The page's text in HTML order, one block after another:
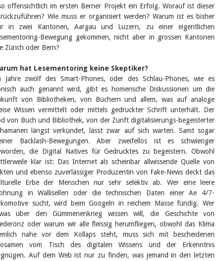
Julie Greub
Birgit Libiszewski
Ursula Strahm
Sibylle Birrer
Javier Lopez
Felicitas Isler
Andrea Grichting
Therese von Weissenfluh
Nicole Rothen
Manuela Nyffeler-Lanker
Alle Autoren
Archiv
Juli 2026
Juni 2026
März 2026
Dezember 2025
November 2025
September 2025
Juli 2025
Juni 2025
März 2025
2024
2023
2022
offensichtlich im ersten Berner Projekt ein Erfolg. Worauf ist dieser
Wie muss er organisiert werden? Warum ist es bisher
in zwei Kantonen, Aargau und Luzern, zu einer eigentlichen
Bewegung gekommen, nicht aber in grossen Kantonen
Zürich oder Bern?
hat Lesementoring keine Skeptiker?
Jahre zwölf des Smart-Phones, oder des Schlau-Phones, wie es
auch genannt wird, gibt es homerische Diskussionen um die
von Bibliotheken, von Büchern und allem, was auf analoge
Wissen vermittelt oder mittels gedruckter Schrift unterhält. Der
von Buch und Bibliothek, von der Zunft digitalisierungs-begeisterter
längst verkündet, lässt zwar auf sich warten. Samt sogar
Backlash-Bewegungen. Aber zweifellos ist es schwieriger
die Digital Natives für Gedrucktes zu begeistern. Obwohl
klar ist: Das Internet als scheinbar allwissende Quelle von
und ebenso zuverlässiger Produzentin von Fake-News deckt das
Erbe der Menschen nur sehr selektiv ab. Wer eine leere
in Wallisellen oder die technischen Daten einer Ae 4/7-
sucht, wird beim Googeln in reichem Masse fündig. Wer
über den Gümmenenkrieg wissen will, die Geschichte von
oder warum wir alle fleissig herumfliegen, obwohl das Klima
nahe vor dem Kollaps steht, muss sich mit bescheidenen
vom Tisch des digitalen Wissens und der Erkenntnis
Auf dem Web ist nur zu finden, was jemand in den letzten